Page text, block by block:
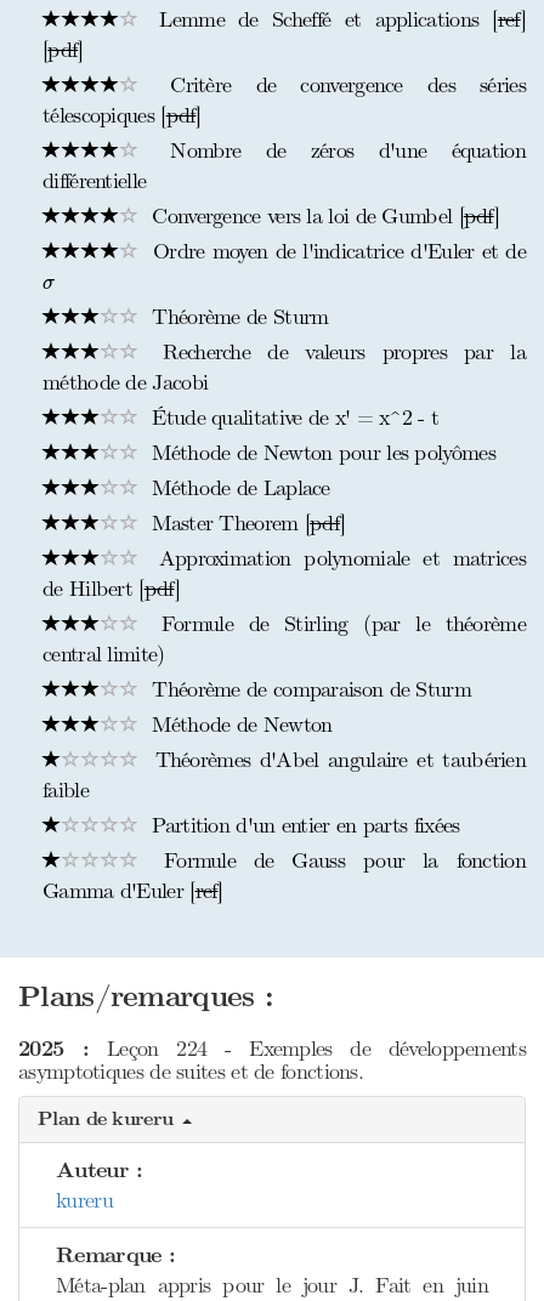
Lemme de Scheffé et applications [ref]
[pdf]
Critère de convergence des séries
télescopiques [pdf]
Nombre de zéros d'une équation
différentielle
Convergence vers la loi de Gumbel [pdf]
Ordre moyen de l'indicatrice d'Euler et de
σ
σ
Théorème de Sturm
Recherche de valeurs propres par la
méthode de Jacobi
Étude qualitative de x' = x^2 - t
Méthode de Newton pour les polyômes
Méthode de Laplace
Master Theorem [pdf]
Approximation polynomiale et matrices
de Hilbert [pdf]
Formule de Stirling (par le théorème
central limite)
Théorème de comparaison de Sturm
Méthode de Newton
Théorèmes d'Abel angulaire et taubérien
faible
Partition d'un entier en parts fixées
Formule de Gauss pour la fonction
Gamma d'Euler [ref]
Plans/remarques :
2025 : Leçon 224 - Exemples de développements
asymptotiques de suites et de fonctions.
Plan de kureru
Auteur :
kureru
Remarque :
Méta-plan appris pour le jour J. Fait en juin